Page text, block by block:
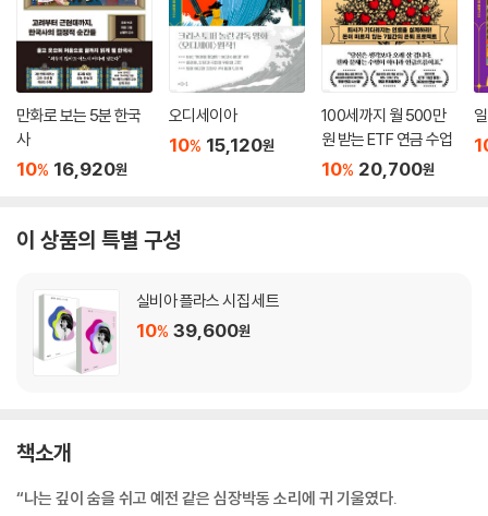
만화로 보는 5분 한국
사
10% 16,920원
오디세이아
10% 15,120원
100세까지 월 500만
원 받는 ETF 연금 수업
10% 20,700원
이 상품의 특별 구성
실비아 플라스 시집 세트
10% 39,600원
책소개
“나는 깊이 숨을 쉬고 예전 같은 심장박동 소리에 귀 기울였다.